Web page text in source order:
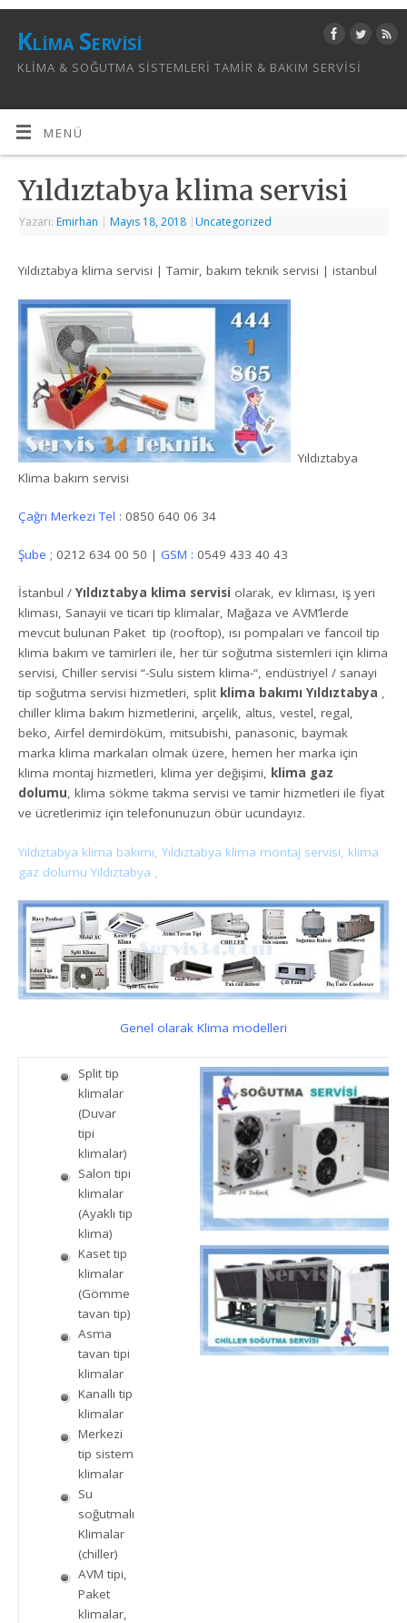
Klima Servisi
KLIMA & SOĞUTMA SISTEMLERI TAMIR & BAKIM SERVISI
MENÜ
Yıldıztabya klima servisi
Yazarı: Emirhan | Mayıs 18, 2018 | Uncategorized
Yıldıztabya klima servisi | Tamir, bakım teknik servisi | istanbul
Yıldıztabya
Klima bakım servisi
Çağrı Merkezi Tel : 0850 640 06 34
Şube ;0212 634 00 50 |GSM : 0549 433 40 43
İstanbul /Yıldıztabya klima servisi olarak, ev kliması, iş yeri
kliması, Sanayii ve ticari tip klimalar, Mağaza ve AVM’lerde
mevcut bulunan Paket tip (rooftop), ısı pompaları ve fancoil tip
klima bakım ve tamirleri ile, her tür soğutma sistemleri için klima
servisi, Chiller servisi “-Sulu sistem klima-“, endüstriyel / sanayi
tip soğutma servisi hizmetleri, split klima bakımı Yıldıztabya ,
chiller klima bakım hizmetlerini, arçelik, altus, vestel, regal,
beko, Airfel demirdöküm, mitsubishi, panasonic, baymak
marka klima markaları olmak üzere, hemen her marka için
klima montaj hizmetleri, klima yer değişimi, klima gaz
dolumu, klima sökme takma servisi ve tamir hizmetleri ile fiyat
ve ücretlerimiz için telefonunuzun öbür ucundayız.
Yıldıztabya klima bakımı, Yıldıztabya klima montaj servisi, klima
gaz dolumu Yıldıztabya ,
Genel olarak Klima modelleri
Split tip
klimalar
(Duvar
tipi
klimalar)
Salon tipi
klimalar
(Ayaklı tip
klima)
Kaset tip
klimalar
(Gömme
tavan tip)
Asma
tavan tipi
klimalar
Kanallı tip
klimalar
Merkezi
tip sistem
klimalar
Su
soğutmalı
Klimalar
(chiller)
AVM tipi,
Paket
klimalar,